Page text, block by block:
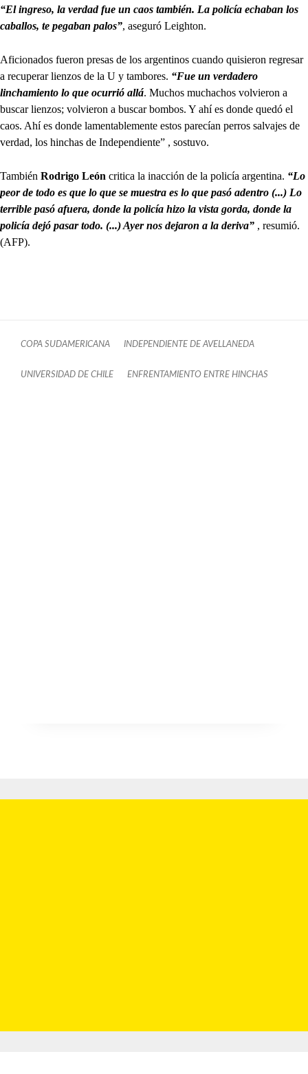
“El ingreso, la verdad fue un caos también. La policía echaban los
caballos, te pegaban palos”, aseguró Leighton.
Aficionados fueron presas de los argentinos cuando quisieron regresar
a recuperar lienzos de la U y tambores. “Fue un verdadero
linchamiento lo que ocurrió allá. Muchos muchachos volvieron a
buscar lienzos; volvieron a buscar bombos. Y ahí es donde quedó el
caos. Ahí es donde lamentablemente estos parecían perros salvajes de
verdad, los hinchas de Independiente” , sostuvo.
También Rodrigo León critica la inacción de la policía argentina. “Lo
peor de todo es que lo que se muestra es lo que pasó adentro (...) Lo
terrible pasó afuera, donde la policía hizo la vista gorda, donde la
policía dejó pasar todo. (...) Ayer nos dejaron a la deriva” , resumió.
(AFP).
COPA SUDAMERICANA INDEPENDIENTE DE AVELLANEDA
UNIVERSIDAD DE CHILE ENFRENTAMIENTO ENTRE HINCHAS